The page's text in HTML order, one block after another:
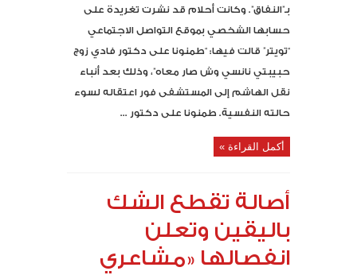
بـ”النفاق”. وكانت أحلام قد نشرت تغريدة على
حسابها الشخصي بموقع التواصل الاجتماعي
“تويتر” قالت فيها: “طمنونا على دكتور فادي زوج
حبيبتي نانسي وش صار معاه”، وذلك بعد أنباء
نقل الهاشم إلى المستشفى فور اعتقاله لسوء
حالته النفسية. طمنونا على دكتور ...
أكمل القراءة »
أصالة تقطع الشك
باليقين وتعلن
انفصالها «مشاعري